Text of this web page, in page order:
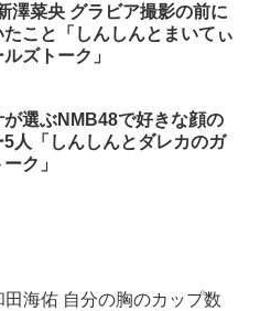
澤菜央 グラビア撮影の前に
こと「しんしんとまいてぃ
ズトーク」
が選ぶNMB48で好きな顔の
5人「しんしんとダレカのガ
ク」
田海佑 自分の胸のカップ数